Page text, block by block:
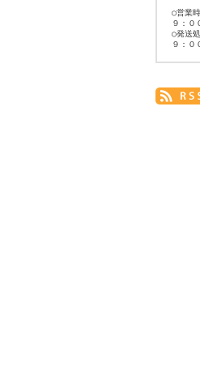
○営業
９：０
○発送
９：０